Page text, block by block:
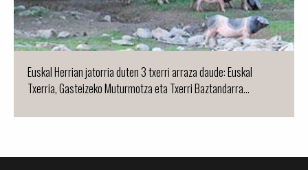
Euskal Herrian jatorria duten 3 txerri arraza daude: Euskal
Txerria, Gasteizeko Muturmotza eta Txerri Baztandarra...